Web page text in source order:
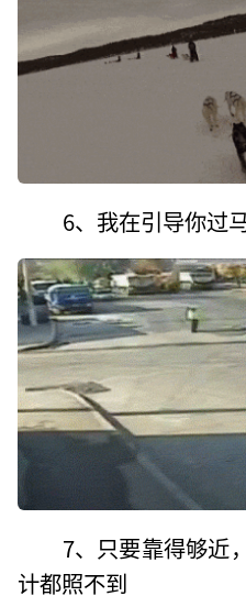
6、我在引导你过
7、只要靠得够近
计都照不到